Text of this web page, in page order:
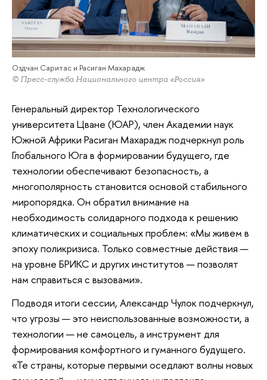
Оздчан Саритас и Расиган Махарадж
© Пресс-служба Национального центра «Россия»
Генеральный директор Технологического
университета Цване (ЮАР), член Академии наук
Южной Африки Расиган Махарадж подчеркнул роль
Глобального Юга в формировании будущего, где
технологии обеспечивают безопасность, а
многополярность становится основой стабильного
миропорядка. Он обратил внимание на
необходимость солидарного подхода к решению
климатических и социальных проблем: «Мы живем в
эпоху поликризиса. Только совместные действия —
на уровне БРИКС и других институтов — позволят
нам справиться с вызовами».
Подводя итоги сессии, Александр Чулок подчеркнул,
что угрозы — это неиспользованные возможности, а
технологии — не самоцель, а инструмент для
формирования комфортного и гуманного будущего.
«Те страны, которые первыми оседлают волны новых